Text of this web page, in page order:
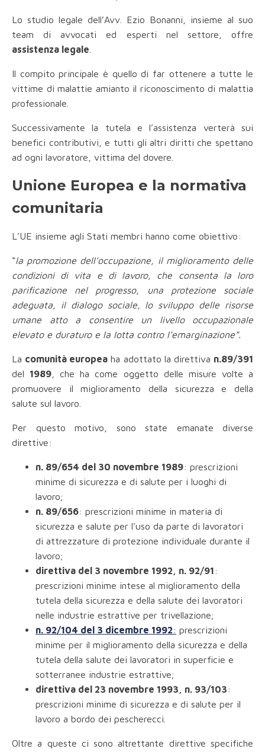
Lo studio legale dell’Avv. Ezio Bonanni, insieme al suo
team di avvocati ed esperti nel settore, offre
assistenza legale
Il compito principale è quello di far ottenere a tutte le
vittime di malattie amianto il riconoscimento di malattia
professionale.
Successivamente la tutela e l’assistenza verterà sui
benefici contributivi, e tutti gli altri diritti che spettano
ad ogni lavoratore, vittima del dovere.
Unione Europea e la normativa
comunitaria
L’UE insieme agli Stati membri hanno come obiettivo:
“la promozione dell’occupazione, il miglioramento delle
condizioni di vita e di lavoro, che consenta la loro
parificazione nel progresso, una protezione sociale
adeguata, il dialogo sociale, lo sviluppo delle risorse
umane atto a consentire un livello occupazionale
elevato e duraturo e la lotta contro l’emarginazione”.
La comunità europea ha adottato la direttiva n.89/391
del 1989 , che ha come oggetto delle misure volte a
promuovere il miglioramento della sicurezza e della
salute sul lavoro.
Per questo motivo, sono state emanate diverse
direttive:
n. 89/654 del 30 novembre 1989: prescrizioni
minime di sicurezza e di salute per i luoghi di
lavoro;
n. 89/656: prescrizioni minime in materia di
sicurezza e salute per l’uso da parte di lavoratori
di attrezzature di protezione individuale durante il
lavoro;
direttiva del 3 novembre 1992, n. 92/91:
prescrizioni minime intese al miglioramento della
tutela della sicurezza e della salute dei lavoratori
nelle industrie estrattive per trivellazione;
n. 92/104 del 3 dicembre 1992: prescrizioni
minime per il miglioramento della sicurezza e della
tutela della salute dei lavoratori in superficie e
sotterranee industrie estrattive;
direttiva del 23 novembre 1993, n. 93/103:
prescrizioni minime di sicurezza e di salute per il
lavoro a bordo dei pescherecci.
Oltre a queste ci sono altrettante direttive specifiche